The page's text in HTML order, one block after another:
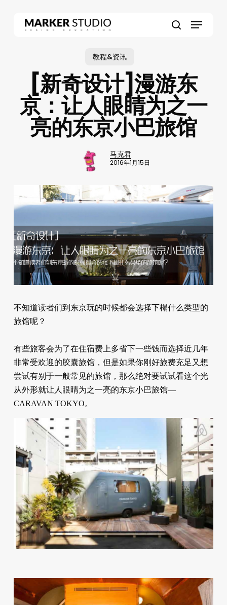
Menu
教程&资讯
[新奇设计]漫游东
京：让人眼睛为之一
亮的东京小巴旅馆
马克君
2016年1月15日
不知道读者们到东京玩的时候都会选择下榻什么类型的
旅馆呢？
有些旅客会为了在住宿费上多省下一些钱而选择近几年
非常受欢迎的胶囊旅馆，但是如果你刚好旅费充足又想
尝试有别于一般常见的旅馆，那么绝对要试试看这个光
从外形就让人眼睛为之一亮的东京小巴旅馆—
CARAVAN TOKYO。